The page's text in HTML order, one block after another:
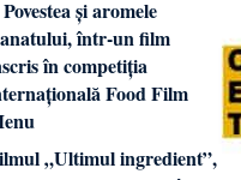
Povestea și aromele
într-un film
în competiția
Food Film
„Ultimul ingredient”,